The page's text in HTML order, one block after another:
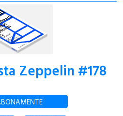
Zeppelin #178